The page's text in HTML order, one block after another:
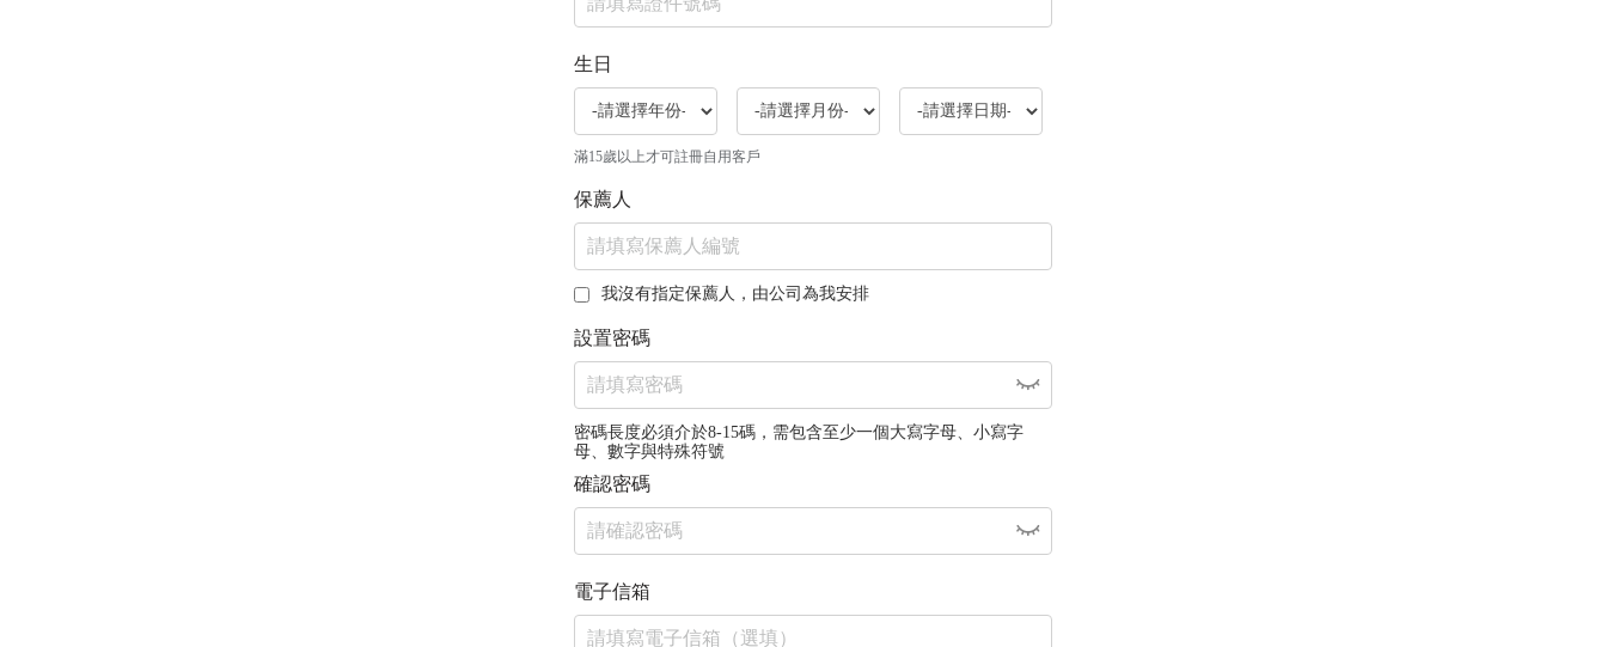
生日
滿15歲以上才可註冊自用客戶
保薦人
我沒有指定保薦人，由公司為我安排
設置密碼
密碼長度必須介於8-15碼，需包含至少一個大寫字母、小寫字
母、數字與特殊符號
確認密碼
電子信箱